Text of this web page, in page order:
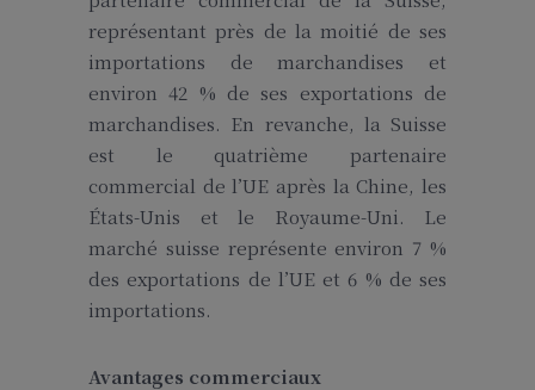
représentant près de la moitié de ses
importations de marchandises et
environ 42 % de ses exportations de
marchandises. En revanche, la Suisse
est le quatrième partenaire
commercial de l’UE après la Chine, les
États-Unis et le Royaume-Uni. Le
marché suisse représente environ 7 %
des exportations de l’UE et 6 % de ses
importations.
Avantages commerciaux